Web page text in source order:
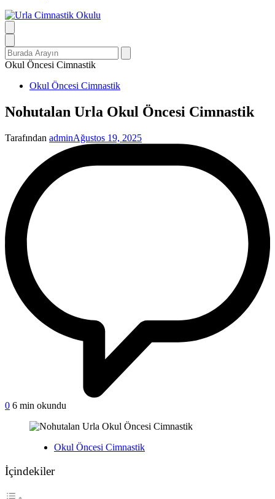
Search
for:
Okul Öncesi Cimnastik
YayınlananOkul Öncesi Cimnastik
Nohutalan Urla Okul Öncesi Cimnastik
Tarafından adminAğustos 19, 2025
0 on
6 min okundu
YayınlananOkul Öncesi Cimnastik
İçindekiler